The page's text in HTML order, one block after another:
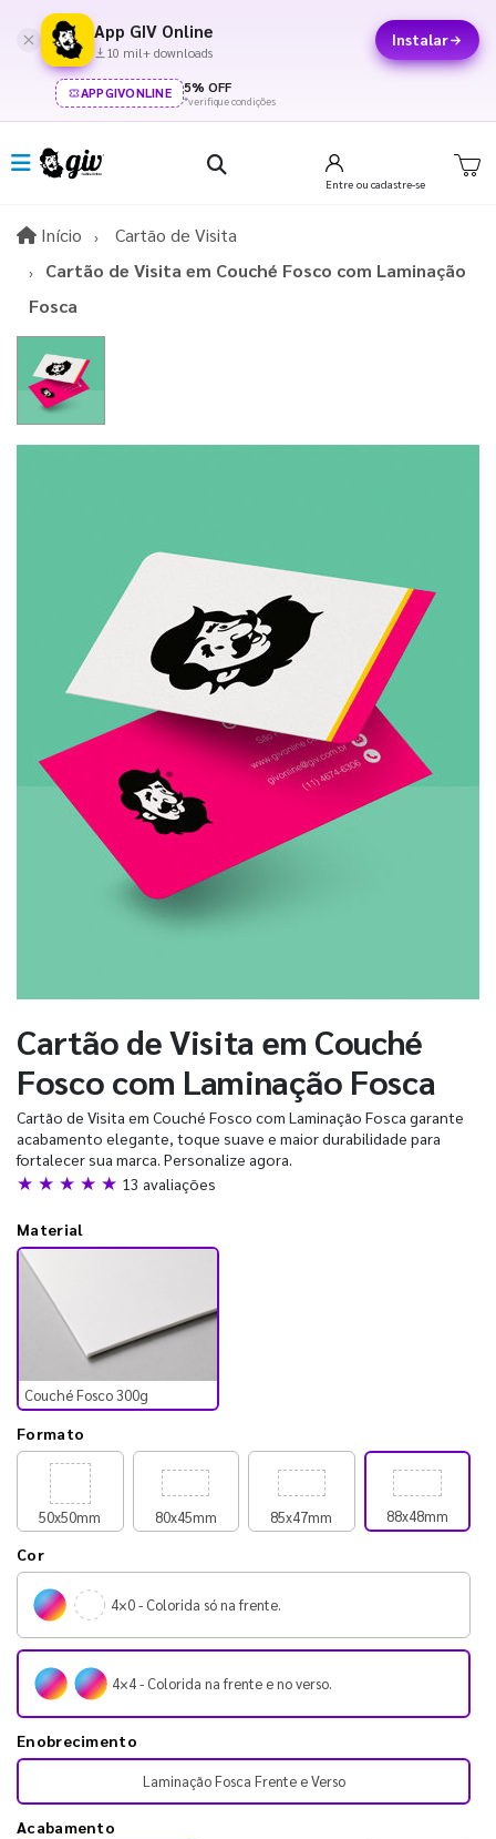
App GIV Online
10 mil+ downloads
Instalar
APPGIVONLINE 5% OFF
*verifique condições
Entre ou cadastre-se
Início InícioCartão de Visita
Cartão de Visita em Couché Fosco com Laminação
Fosca
Cartão de Visita em Couché
Fosco com Laminação Fosca
Cartão de Visita em Couché Fosco com Laminação Fosca garante
acabamento elegante, toque suave e maior durabilidade para
fortalecer sua marca. Personalize agora.
★ ★ ★ ★ ★ 13 avaliações
Material
Couché Fosco 300g
Formato
50x50mm 80x45mm 85x47mm 88x48mm
Cor
4×0 - Colorida só na frente.
4×4 - Colorida na frente e no verso.
Enobrecimento
Laminação Fosca Frente e Verso
Acabamento